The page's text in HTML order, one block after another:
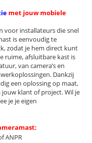
met jouw mobiele
voor installateurs die snel
is eenvoudig te
zodat je hem direct kunt
ruime, afsluitbare kast is
van camera’s en
Dankzij
een oplossing op maat,
klant of project. Wil je
je je eigen
ANPR